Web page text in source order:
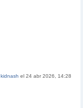
kidnash el 24 abr 2026, 14:28